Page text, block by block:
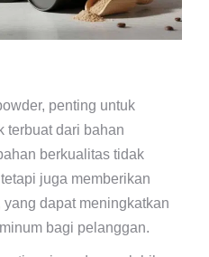
penting untuk
terbuat dari bahan
berkualitas tidak
juga memberikan
dapat meningkatkan
bagi pelanggan.